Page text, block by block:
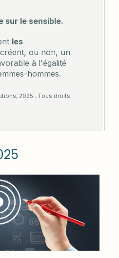
sur le sensible.
les
créent, ou non, un
à l'égalité
hommes.
2025 . Tous droits